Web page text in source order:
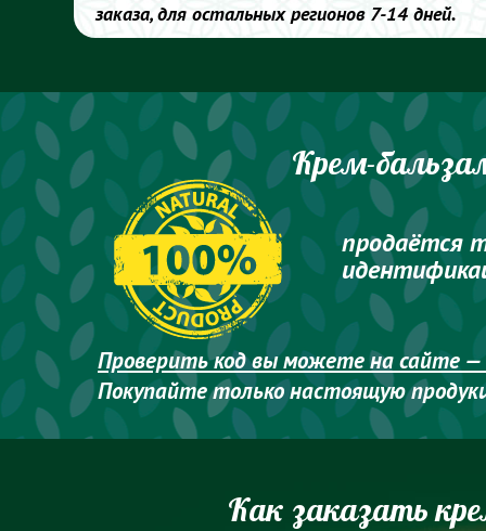
заказа, для остальных регионов 7-14 дней.
Крем-
продаётся
Проверить код вы можете на сайте —
Покупайте только настоящую
Как заказать